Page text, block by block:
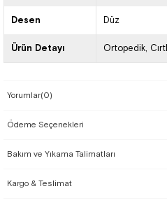
Desen Düz
Ürün Detayı Ortopedik
Yorumlar(0)
Ödeme Seçenekleri
Bakım ve Yıkama Talimatları
Kargo & Teslimat